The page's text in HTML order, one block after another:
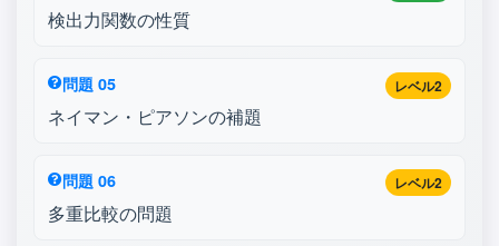
検出力関数の性質
レベル2
問題 05
ネイマン・ピアソンの補題
レベル2
問題 06
多重比較の問題